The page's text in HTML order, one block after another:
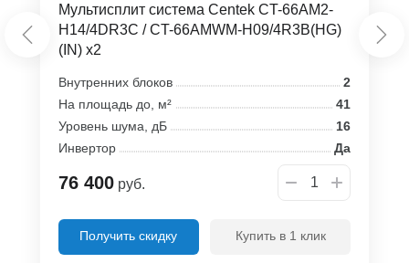
Мультисплит система Centek CT-66AM2-
H14/4DR3C / CT-66AMWM-H09/4R3B(HG)
(IN) x2
Внутренних блоков
2
На площадь до, м²
41
Уровень шума, дБ
16
Инвертор
Да
76 400 руб.
Получить скидку Купить в 1 клик